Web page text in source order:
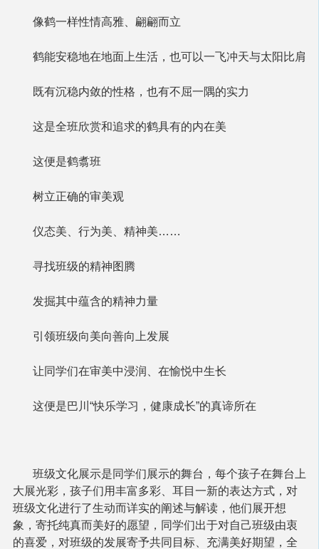
像鹤一样性情高雅、翩翩而立
鹤能安稳地在地面上生活，也可以一飞冲天与太阳比肩
既有沉稳内敛的性格，也有不屈一隅的实力
这是全班欣赏和追求的鹤具有的内在美
这便是鹤翥班
树立正确的审美观
仪态美、行为美、精神美……
寻找班级的精神图腾
发掘其中蕴含的精神力量
引领班级向美向善向上发展
让同学们在审美中浸润、在愉悦中生长
这便是巴川“快乐学习，健康成长”的真谛所在
班级文化展示是同学们展示的舞台，每个孩子在舞台上
大展光彩，孩子们用丰富多彩、耳目一新的表达方式，对
班级文化进行了生动而详实的阐述与解读，他们展开想
象，寄托纯真而美好的愿望，同学们出于对自己班级由衷
的喜爱，对班级的发展寄予共同目标、充满美好期望，全